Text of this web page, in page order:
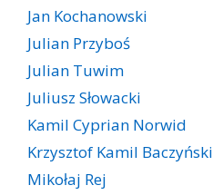
Jan Kochanowski
Julian Przyboś
Julian Tuwim
Juliusz Słowacki
Kamil Cyprian Norwid
Krzysztof Kamil Baczyński
Mikołaj Rej